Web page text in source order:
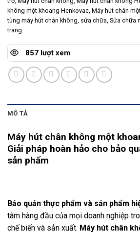
không một khoang Henkovac, Máy hút chân
tùng máy hút chân không, sửa chữa, Sửa chữa
trang
857 lượt xem
MÔ TẢ
Máy hút chân không một
Giải pháp hoàn hảo cho bảo
sản phẩm
Bảo quản thực phẩm và sản phẩm
tâm hàng đầu của mọi doanh nghiệp
chế biến và sản xuất. Máy hút chân